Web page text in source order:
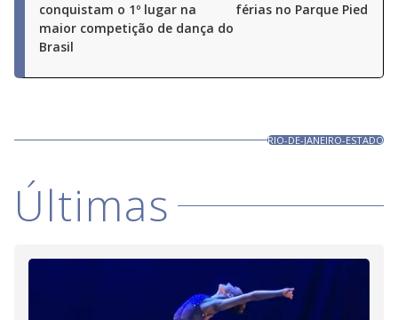
conquistam o 1º lugar na
maior competição de dança do
Brasil
férias no Parque Piedade
RIO-DE-JANEIRO-ESTADO
Últimas